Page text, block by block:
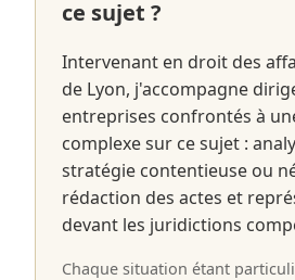
ce sujet ?
Intervenant en droit des
de Lyon, j'accompagne
entreprises confrontés à
complexe sur ce sujet :
stratégie contentieuse ou
rédaction des actes et
devant les juridictions
Chaque situation étant